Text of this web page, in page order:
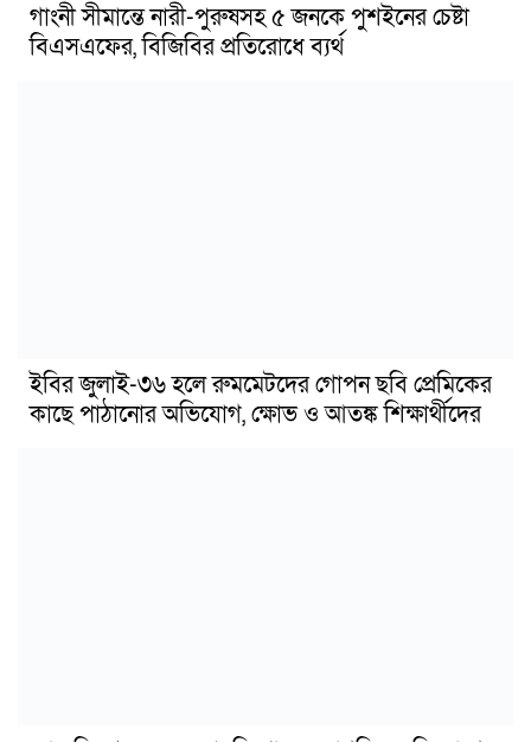
গাংনী সীমান্তে নারী-পুরুষসহ ৫ জনকে পুশইনের চেষ্টা
বিএসএফের, বিজিবির প্রতিরোধে ব্যর্থ
ইবির জুলাই-৩৬ হলে রুমমেটদের গোপন ছবি প্রেমিকের
কাছে পাঠানোর অভিযোগ, ক্ষোভ ও আতঙ্ক শিক্ষার্থীদের